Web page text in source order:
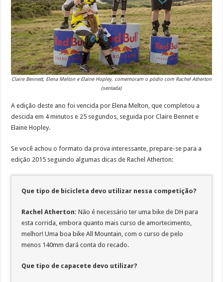
Claire Bennett, Elena Melton e Elaine Hopley, comemoram o pódio com Rachel Atherton
(sentada)
A edição deste ano foi vencida por Elena Melton, que completou a
descida em 4 minutos e 25 segundos, seguida por Claire Bennet e
Elaine Hopley.
Se você achou o formato da prova interessante, prepare-se para a
edição 2015 seguindo algumas dicas de Rachel Atherton:
Que tipo de bicicleta devo utilizar nessa competição?
Rachel Atherton: Não é necessário ter uma bike de DH para
esta corrida, embora quanto mais curso de amortecimento,
melhor! Uma boa bike All Mountain, com o curso de pelo
menos 140mm dará conta do recado.
Que tipo de capacete devo utilizar?